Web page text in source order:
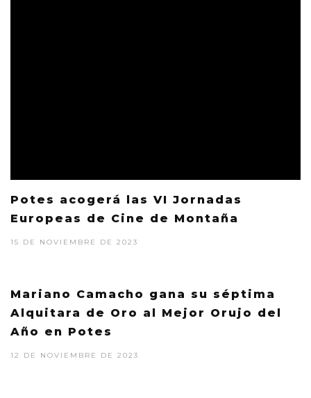
Potes acogerá las VI Jornadas
Europeas de Cine de Montaña
15 DE NOVIEMBRE DE 2023
Mariano Camacho gana su séptima
Alquitara de Oro al Mejor Orujo del
Año en Potes
12 DE NOVIEMBRE DE 2023